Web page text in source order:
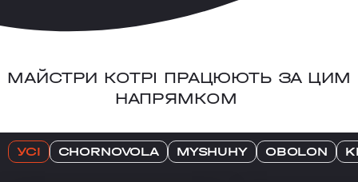
МАЙСТРИ КОТРІ ПРАЦЮЮТЬ ЗА ЦИМ
НАПРЯМКОМ
УСІ CHORNOVOLA MYSHUHY OBOLON